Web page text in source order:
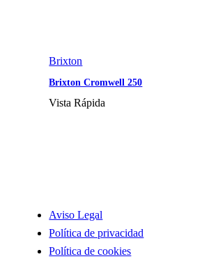
Brixton
Brixton Cromwell 250
Vista Rápida
Aviso Legal
Política de privacidad
Política de cookies